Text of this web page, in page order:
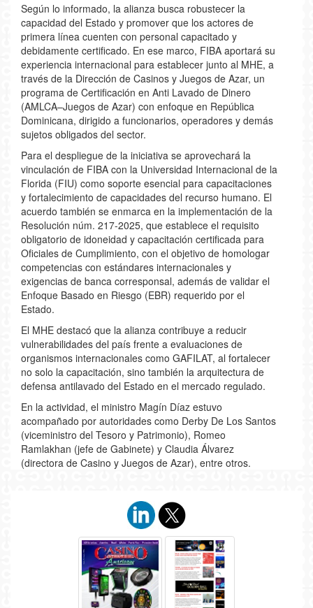
Según lo informado, la alianza busca robustecer la
capacidad del Estado y promover que los actores de
primera línea cuenten con personal capacitado y
debidamente certificado. En ese marco, FIBA aportará su
experiencia internacional para establecer junto al MHE, a
través de la Dirección de Casinos y Juegos de Azar, un
programa de Certificación en Anti Lavado de Dinero
(AMLCA–Juegos de Azar) con enfoque en República
Dominicana, dirigido a funcionarios, operadores y demás
sujetos obligados del sector.
Para el despliegue de la iniciativa se aprovechará la
vinculación de FIBA con la Universidad Internacional de la
Florida (FIU) como soporte esencial para capacitaciones
y fortalecimiento de capacidades del recurso humano. El
acuerdo también se enmarca en la implementación de la
Resolución núm. 217-2025, que establece el requisito
obligatorio de idoneidad y capacitación certificada para
Oficiales de Cumplimiento, con el objetivo de homologar
competencias con estándares internacionales y
exigencias de banca corresponsal, además de validar el
Enfoque Basado en Riesgo (EBR) requerido por el
Estado.
El MHE destacó que la alianza contribuye a reducir
vulnerabilidades del país frente a evaluaciones de
organismos internacionales como GAFILAT, al fortalecer
no solo la capacitación, sino también la arquitectura de
defensa antilavado del Estado en el mercado regulado.
En la actividad, el ministro Magín Díaz estuvo
acompañado por autoridades como Derby De Los Santos
(viceministro del Tesoro y Patrimonio), Romeo
Ramlakhan (jefe de Gabinete) y Claudia Álvarez
(directora de Casino y Juegos de Azar), entre otros.